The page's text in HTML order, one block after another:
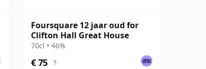
Foursquare 12 jaar oud for
Clifton Hall Great House
70cl • 46%
€ 75 ?